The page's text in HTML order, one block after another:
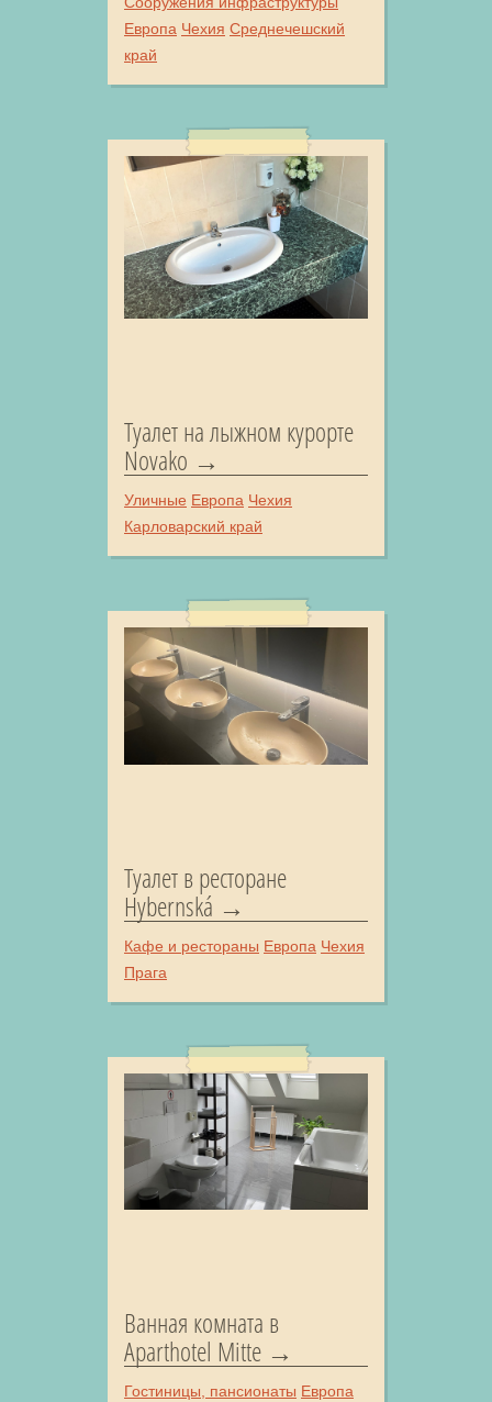
Европа Чехия Среднечешский
край
Туалет на лыжном курорте
Novako
Уличные Европа Чехия
Карловарский край
Туалет в ресторане
Hybernská
Кафе и рестораны Европа Чехия
Прага
Ванная комната в
Aparthotel Mitte
Гостиницы, пансионаты Европа